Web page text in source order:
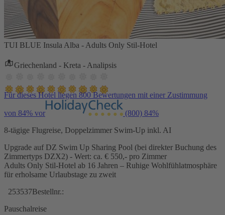
TUI BLUE Insula Alba - Adults Only Stil-Hotel
Griechenland - Kreta - Analipsis
Für dieses Hotel liegen 800 Bewertungen mit einer Zustimmung
von 84% vor (800) 84%
8-tägige Flugreise, Doppelzimmer Swim-Up inkl. AI
Upgrade auf DZ Swim Up Sharing Pool (bei direkter Buchung des
Zimmertyps DZX2) - Wert: ca. € 550,- pro Zimmer
Adults Only Stil-Hotel ab 16 Jahren – Ruhige Wohlfühlatmosphäre
für erholsame Urlaubstage zu zweit
253537Bestellnr.:
Pauschalreise